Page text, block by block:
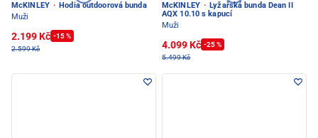
McKINLEY · Hodia outdoorová bunda
Muži
2.199 Kč -15 %
2.599 Kč
McKINLEY · Lyžařská bunda Dean II
AQX 10.10 s kapucí
Muži
4.099 Kč -25 %
5.499 Kč